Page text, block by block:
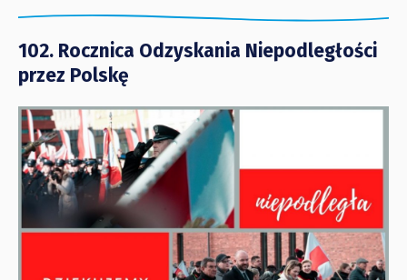
102. Rocznica Odzyskania Niepodległości
przez Polskę